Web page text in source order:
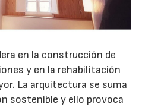
en la construcción de
y en la rehabilitación
La arquitectura se suma
sostenible y ello provoca